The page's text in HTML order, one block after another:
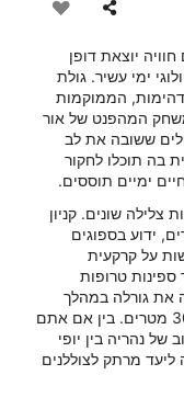
יוצאת דופן
ימי עשיר. גולת
הממוקמות
המהפנט של אור
ששובה את לב
בה תוכלו לחקור
ימיים תוססים.
צלילה שונים. קניון
צלילה מרהיבה בעומק של 30 מטרים, ידוע בספוגים
על קרקעית
ספינות טרופות
את גורלה במהלך
מלחמת העולם השנייה וכיום שוכנת בעומק של 30 מטרים. בין אם אתם
של נהריה בין יופי
ליעד מרתק לצוללנים